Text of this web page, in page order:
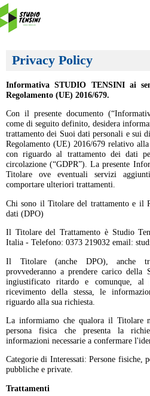
Privacy Policy
Informativa STUDIO TENSINI ai
Regolamento (UE) 2016/679.
Con il presente documento
come di seguito definito, desidera
trattamento dei Suoi dati personali e sui
Regolamento (UE) 2016/679 relativo
con riguardo al trattamento dei dati
circolazione (“GDPR”). La presente
Titolare ove eventuali servizi
comportare ulteriori trattamenti.
Chi sono il Titolare del trattamento e il
dati (DPO)
Il Titolare del Trattamento è Studio
Italia - Telefono: 0373 219032 email:
Il Titolare (anche DPO), anche
provvederanno a prendere carico della
ingiustificato ritardo e comunque,
ricevimento della stessa, le
riguardo alla sua richiesta.
La informiamo che qualora il Titolare
persona fisica che presenta la
informazioni necessarie a confermare
Categorie di Interessati: Persone fisiche,
pubbliche e private.
Trattamenti